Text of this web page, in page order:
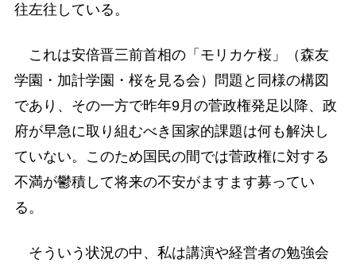
往左往している。
これは安倍晋三前首相の「モリカケ桜」（森友
学園・加計学園・桜を見る会）問題と同様の構図
であり、その一方で昨年9月の菅政権発足以降、政
府が早急に取り組むべき国家的課題は何も解決し
ていない。このため国民の間では菅政権に対する
不満が鬱積して将来の不安がますます募ってい
る。
そういう状況の中、私は講演や経営者の勉強会